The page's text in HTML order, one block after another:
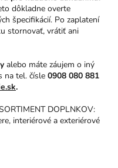
dôkladne overte
špecifikácií. Po zaplatení
stornovať, vrátiť ani
alebo máte záujem o iný
na tel. čísle 0908 080 881
.
DOPLNKOV:
interiérové a exteriérové